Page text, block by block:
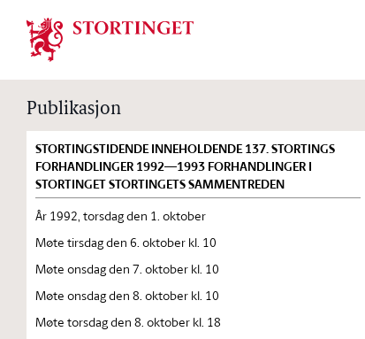
Stortinget.no
Publikasjon
STORTINGSTIDENDE INNEHOLDENDE 137. STORTINGS
FORHANDLINGER 1992—1993 FORHANDLINGER I
STORTINGET STORTINGETS SAMMENTREDEN
År 1992, torsdag den 1. oktober
Møte tirsdag den 6. oktober kl. 10
Møte onsdag den 7. oktober kl. 10
Møte onsdag den 8. oktober kl. 10
Møte torsdag den 8. oktober kl. 18